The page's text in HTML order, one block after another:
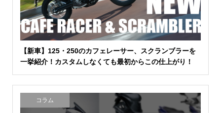
【新車】125・250のカフェレーサー、スクランブラーを
一挙紹介！カスタムしなくても最初からこの仕上がり！
コラム